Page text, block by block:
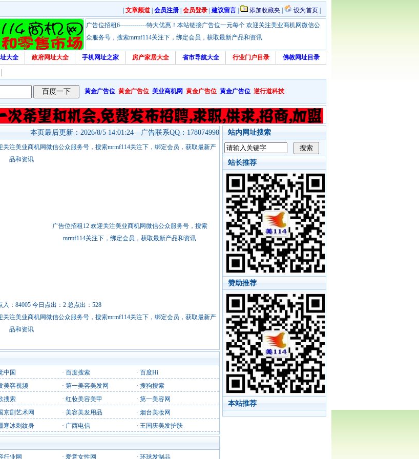
文章频道 会员注册 会员登录 建议留言 添加收藏夹 设为首页
广告位招租6-------------特大优惠！本站链接广告位一元每个 欢迎关注美业商机网微信公
众服务号，搜索mrmf114关注下，绑定会员，获取最新产品和资讯
大全 政府网址大全 手机网址之家 房产家居大全 省市导航大全 行业门户目录 佛教网址目录
黄金广告位 黄金广告位 美业商机网 黄金广告位 黄金广告位 逆行道科技
站内网址搜索
站长推荐
赞助推荐
本站推荐
本页最后更新：2026/8/5 14:01:24 广告联系QQ：178074998
注美业商机网微信公众服务号，搜索mrmf114关注下，绑定会员，获取最新产
品和资讯
广告位招租12 欢迎关注美业商机网微信公众服务号，搜索
mrmf114关注下，绑定会员，获取最新产品和资讯
：84005 今日点出：2 总点出：528
注美业商机网微信公众服务号，搜索mrmf114关注下，绑定会员，获取最新产
品和资讯
中国 · 百度搜索 · 百度Hi
美容视频 · 第一美容美发网 · 搜狗搜索
搜索 · 红妆美容美甲 · 第一美容网
京剧艺术网 · 美容美发用品 · 烟台美妆网
寒冰刺纹身 · 广西电信 · 王国庆美发护肤
行业网 · 爱意女性网 · 环球发制品